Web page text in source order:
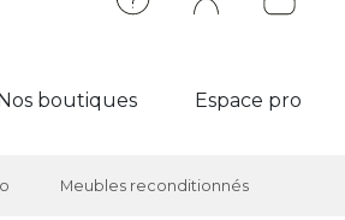
boutiques Espace pro
Meubles reconditionnés